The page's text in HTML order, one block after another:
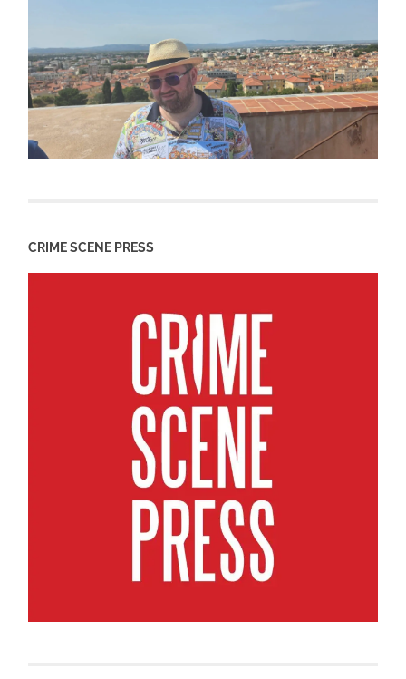
CRIME SCENE PRESS